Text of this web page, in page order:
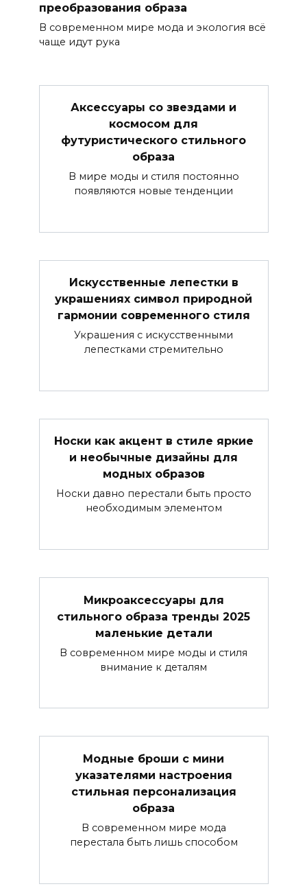
преобразования образа
В современном мире мода и экология всё
чаще идут рука
Аксессуары со звездами и
космосом для
футуристического стильного
образа
В мире моды и стиля постоянно
появляются новые тенденции
Искусственные лепестки в
украшениях символ природной
гармонии современного стиля
Украшения с искусственными
лепестками стремительно
Носки как акцент в стиле яркие
и необычные дизайны для
модных образов
Носки давно перестали быть просто
необходимым элементом
Микроаксессуары для
стильного образа тренды 2025
маленькие детали
В современном мире моды и стиля
внимание к деталям
Модные броши с мини
указателями настроения
стильная персонализация
образа
В современном мире мода
перестала быть лишь способом